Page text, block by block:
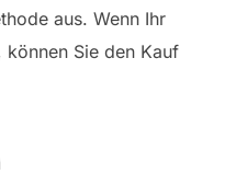
aus. Wenn Ihr
können Sie den Kauf